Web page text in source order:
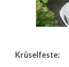
Krüselfeste: